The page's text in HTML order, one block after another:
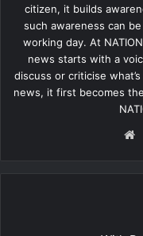
citizen, it builds
such awareness can
working day. At
news starts with a
discuss or criticise
news, it first becomes